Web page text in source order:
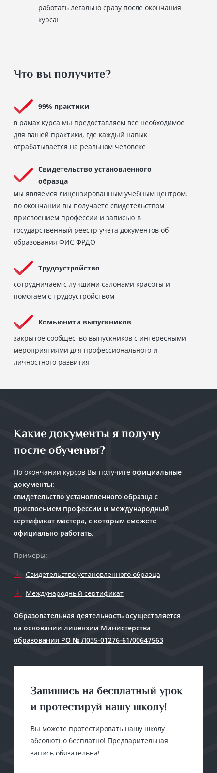
работать легально сразу после окончания
курса!
Что вы получите?
99% практики
в рамах курса мы предоставляем все необходимое
для вашей практики, где каждый навык
отрабатывается на реальном человеке
Свидетельство установленного
образца
мы являемся лицензированным учебным центром,
по окончании вы получаете свидетельством
присвоением профессии и записью в
государственный реестр учета документов об
образования ФИС ФРДО
Трудоустройство
сотрудничаем с лучшими салонами красоты и
помогаем с трудоустройством
Комьюнити выпускников
закрытое сообщество выпускников с интересными
мероприятиями для профессионального и
личностного развития
Какие документы я получу
после обучения?
По окончании курсов Вы получите официальные
документы:
свидетельство установленного образца с
присвоением профессии и международный
сертификат мастера, с которым сможете
официально работать.
Примеры:
Свидетельство установленного образца
Международный сертификат
Образовательная деятельность осуществляется
на основании лицензии Министерства
образования РО № Л035-01276-61/00647563
Запишись на бесплатный урок
и протестируй нашу школу!
Вы можете протестировать нашу школу
абсолютно бесплатно! Предварительная
запись обязательна!